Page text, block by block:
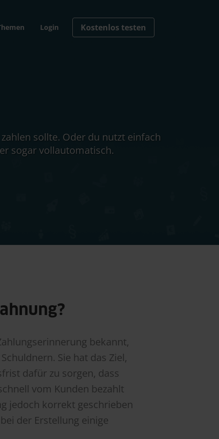
Login Kostenlos testen
sollte. Oder du nutzt einfach
sogar vollautomatisch.
bekannt,
Sie hat das Ziel,
dafür zu sorgen, dass
vom Kunden bezahlt
jedoch korrekt geschrieben
der Erstellung einige